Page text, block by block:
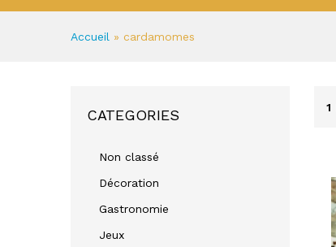
Accueil » cardamomes
1
CATEGORIES
Non classé
Décoration
Gastronomie
Jeux